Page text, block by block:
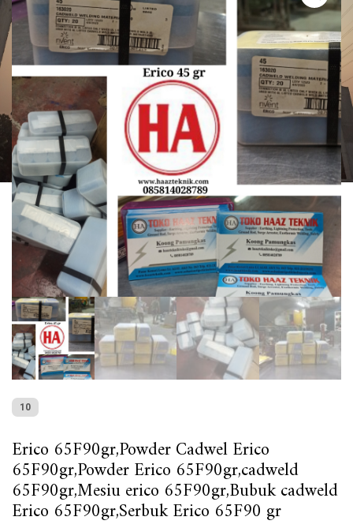
10
Erico 65F90gr,Powder Cadwel Erico
65F90gr,Powder Erico 65F90gr,cadweld
65F90gr,Mesiu erico 65F90gr,Bubuk cadweld
Erico 65F90gr,Serbuk Erico 65F90 gr